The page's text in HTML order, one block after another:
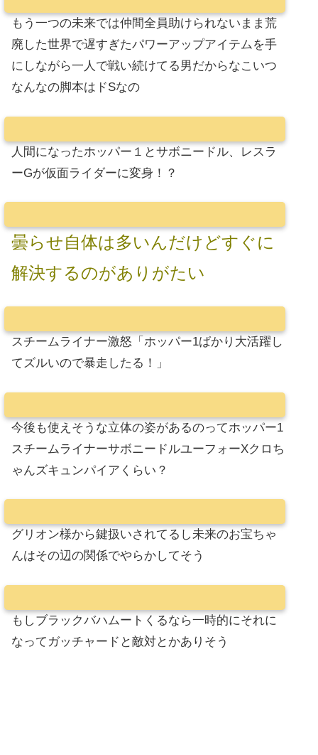
もう一つの未来では仲間全員助けられないまま荒
廃した世界で遅すぎたパワーアップアイテムを手
にしながら一人で戦い続けてる男だからなこいつ
なんなの脚本はドSなの
人間になったホッパー１とサボニードル、レスラ
ーGが仮面ライダーに変身！？
曇らせ自体は多いんだけどすぐに
解決するのがありがたい
スチームライナー激怒「ホッパー1ばかり大活躍し
てズルいので暴走したる！」
今後も使えそうな立体の姿があるのってホッパー1
スチームライナーサボニードルユーフォーXクロち
ゃんズキュンパイアくらい？
グリオン様から鍵扱いされてるし未来のお宝ちゃ
んはその辺の関係でやらかしてそう
もしブラックバハムートくるなら一時的にそれに
なってガッチャードと敵対とかありそう